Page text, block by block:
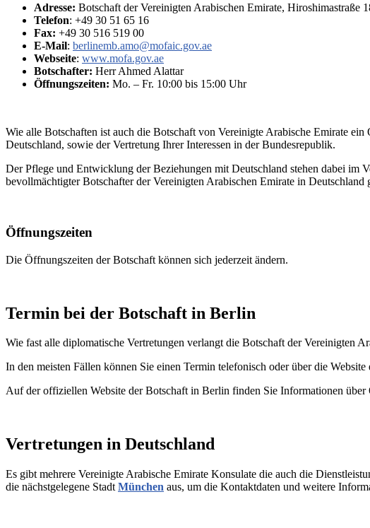
Adresse: Botschaft der Vereinigten Arabischen Emirate, Hiroshimastraße
Telefon: +49 30 51 65 16
Fax: +49 30 516 519 00
E-Mail: berlinemb.amo@mofaic.gov.ae
Webseite: www.mofa.gov.ae
Botschafter: Herr Ahmed Alattar
Öffnungszeiten: Mo. – Fr. 10:00 bis 15:00 Uhr
Wie alle Botschaften ist auch die Botschaft von Vereinigte Arabische Emirate
Deutschland, sowie der Vertretung Ihrer Interessen in der Bundesrepublik.
Der Pflege und Entwicklung der Beziehungen mit Deutschland stehen dabei
bevollmächtigter Botschafter der Vereinigten Arabischen Emirate in Deutschland
Öffnungszeiten
Die Öffnungszeiten der Botschaft können sich jederzeit ändern.
Termin bei der Botschaft in Berlin
Wie fast alle diplomatische Vertretungen verlangt die Botschaft der Vereinigten
In den meisten Fällen können Sie einen Termin telefonisch oder über die Website
Auf der offiziellen Website der Botschaft in Berlin finden Sie Informationen
Vertretungen in Deutschland
Es gibt mehrere Vereinigte Arabische Emirate Konsulate die auch die
die nächstgelegene Stadt München aus, um die Kontaktdaten und weitere